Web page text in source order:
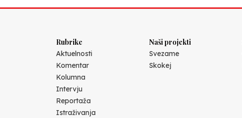
Rubrike
Aktuelnosti
Komentar
Kolumna
Intervju
Reportaža
Istraživanja
Naši projekti
Svezame
Skokej